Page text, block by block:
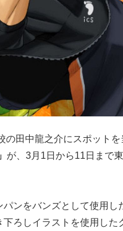
の田中龍之介にスポットを
が、3月1日から11日まで
ンをバンズとして使用し
ろしイラストを使用した